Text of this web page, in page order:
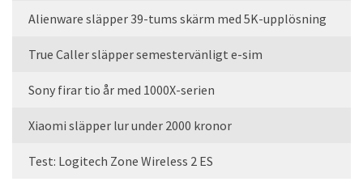
Alienware släpper 39-tums skärm med 5K-upplösning
True Caller släpper semestervänligt e-sim
Sony firar tio år med 1000X-serien
Xiaomi släpper lur under 2000 kronor
Test: Logitech Zone Wireless 2 ES